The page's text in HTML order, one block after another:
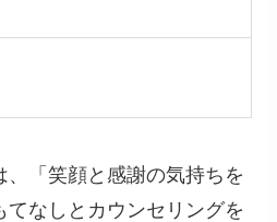
、「笑顔と感謝の気持ちを
てなしとカウンセリングを